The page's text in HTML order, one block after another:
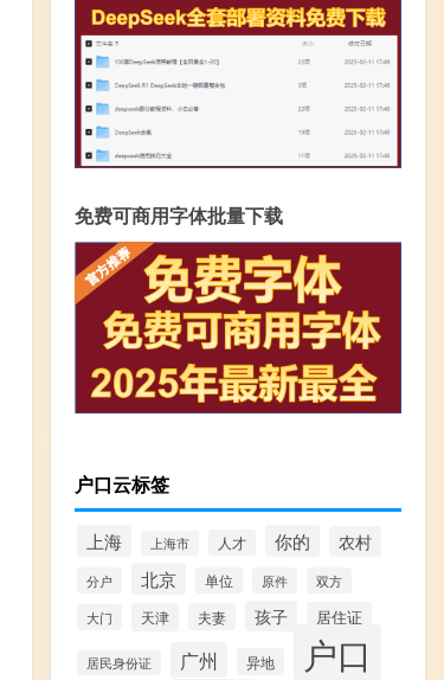
免费可商用字体批量下载
户口云标签
上海 上海市 人才 你的 农村
分户 北京 单位 原件
双方
大门
天津 夫妻 孩子 居住证
居民身份证 广州 异地 户口